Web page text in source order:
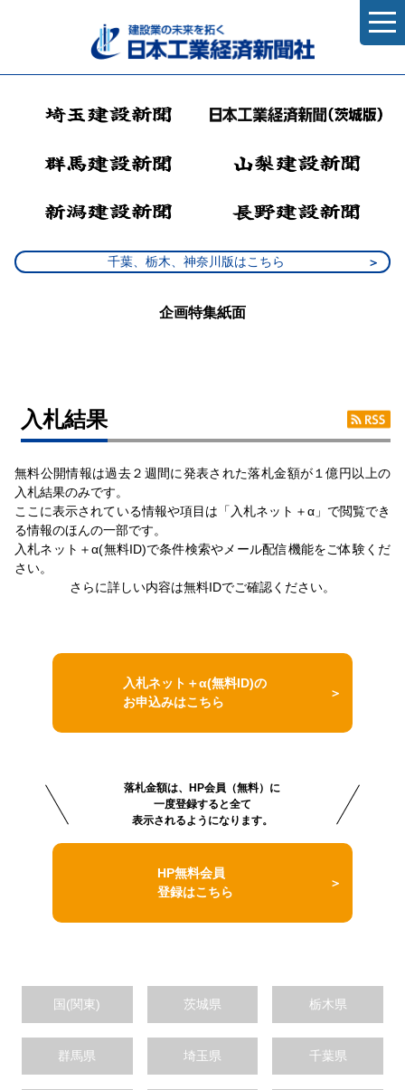
千葉、栃木、神奈川版はこちら
企画特集紙面
⼊札結果
無料公開情報は過去２週間に発表された落札金額が１億円以上の
入札結果のみです。
ここに表示されている情報や項目は「入札ネット＋α」で閲覧でき
る情報のほんの一部です。
入札ネット＋α(無料ID)で条件検索やメール配信機能をご体験くだ
さい。
さらに詳しい内容は無料IDでご確認ください。
入札ネット＋α(無料ID)の
お申込みはこちら
落札金額は、HP会員（無料）に
一度登録すると全て
表示されるようになります。
HP無料会員
登録はこちら
国(関東) 茨城県 栃木県
群馬県 埼玉県 千葉県